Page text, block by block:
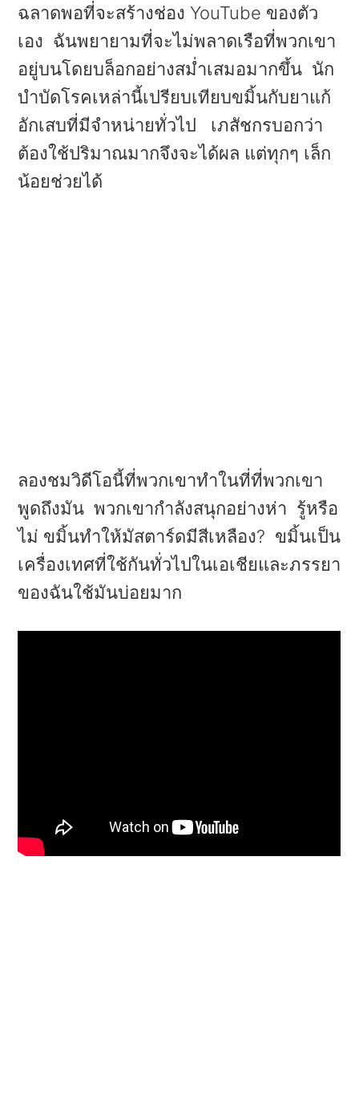
ฉลาดพอที่จะสร้างช่อง YouTube ของตัว
เอง ฉันพยายามที่จะไม่พลาดเรือที่พวกเขา
อยู่บนโดยบล็อกอย่างสม่ำเสมอมากขึ้น นัก
บำบัดโรคเหล่านี้เปรียบเทียบขมิ้นกับยาแก้
อักเสบที่มีจำหน่ายทั่วไป เภสัชกรบอกว่า
ต้องใช้ปริมาณมากจึงจะได้ผล แต่ทุกๆ เล็ก
น้อยช่วยได้
ลองชมวิดีโอนี้ที่พวกเขาทำในที่ที่พวกเขา
พูดถึงมัน พวกเขากำลังสนุกอย่างห่า รู้หรือ
ไม่ ขมิ้นทำให้มัสตาร์ดมีสีเหลือง? ขมิ้นเป็น
เครื่องเทศที่ใช้กันทั่วไปในเอเชียและภรรยา
ของฉันใช้มันบ่อยมาก